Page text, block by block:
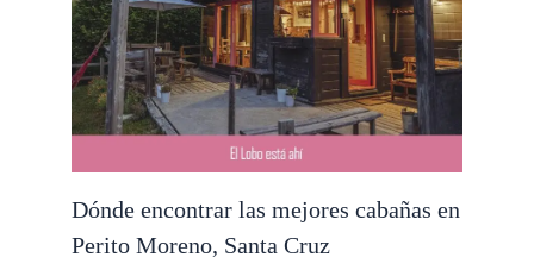
Dónde encontrar las mejores cabañas en
Perito Moreno, Santa Cruz